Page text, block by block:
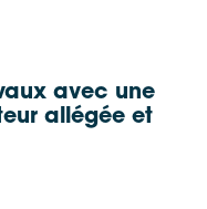
avec une
allégée et